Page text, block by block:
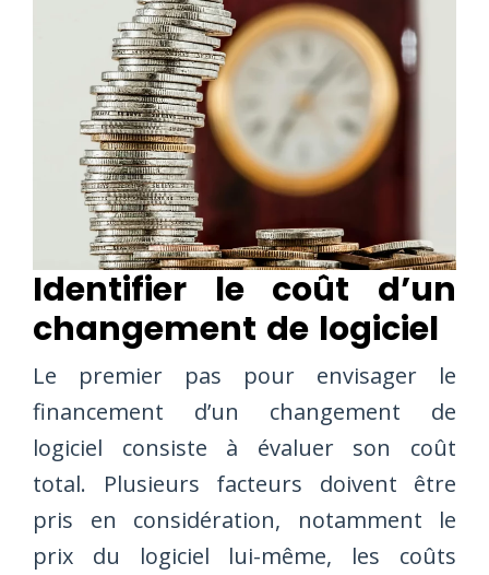
Identifier le coût d’un
changement de logiciel
Le premier pas pour envisager le
financement d’un changement de
logiciel consiste à évaluer son coût
total. Plusieurs facteurs doivent être
pris en considération, notamment le
prix du logiciel lui-même, les coûts